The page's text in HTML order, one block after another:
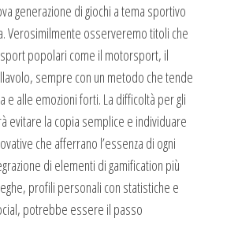
generazione di giochi a tema sportivo
Verosimilmente osserveremo titoli che
popolari come il motorsport, il
sempre con un metodo che tende
e alle emozioni forti. La difficoltà per gli
evitare la copia semplice e individuare
che afferrano l’essenza di ogni
di elementi di gamification più
profili personali con statistiche e
potrebbe essere il passo